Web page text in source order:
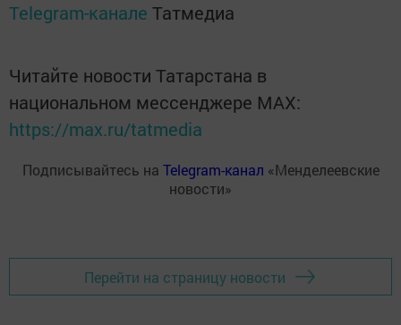
Telegram-канале Татмедиа
Читайте новости Татарстана в
национальном мессенджере MАХ:
https://max.ru/tatmedia
Подписывайтесь на Telegram-канал «Менделеевские
новости»
Перейти на страницу новости